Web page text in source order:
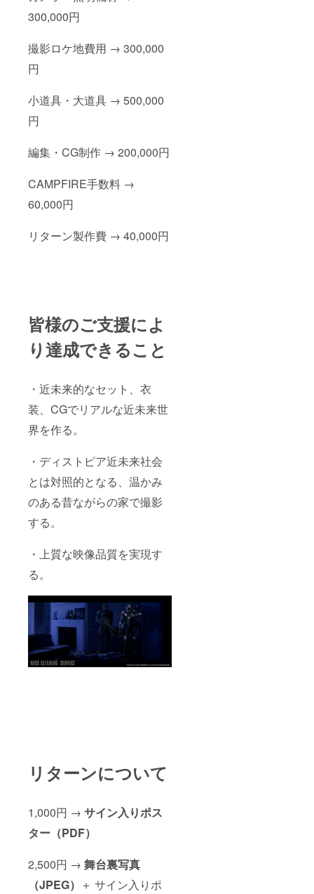
300,000円
撮影ロケ地費用 → 300,000
円
小道具・大道具 → 500,000
円
編集・CG制作 → 200,000円
CAMPFIRE手数料 →
60,000円
リターン製作費 → 40,000円
皆様のご支援によ
り達成できること
・近未来的なセット、衣
装、CGでリアルな近未来世
界を作る。
・ディストピア近未来社会
とは対照的となる、温かみ
のある昔ながらの家で撮影
する。
・上質な映像品質を実現す
る。
リターンについて
1,000円 → サイン入りポス
ター（PDF）
2,500円 → 舞台裏写真
（JPEG） ＋ サイン入りポ